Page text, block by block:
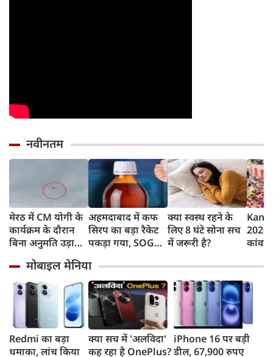
नवीनतम
मेरठ में CM योगी के
कार्यक्रम के दौरान
बिना अनुमति उड़ाया
को किया गिरफ्तार
अहमदाबाद में कफ
सिरप का बड़ा रैकेट
पकड़ा गया, SOG
रुपए लाख का माल
जब्त किया
क्या स्वस्थ रहने के
लिए 8 घंटे सोना सच
में जरूरी है?
2026
बोले-
मोबाइल मेनिया
Redmi का बड़ा
धमाका, लांच किया
क्या सच में 'अलविदा'
कह रहा है OnePlus?
iPhone 16 पर बड़ी
डील, 67,900 रुपए